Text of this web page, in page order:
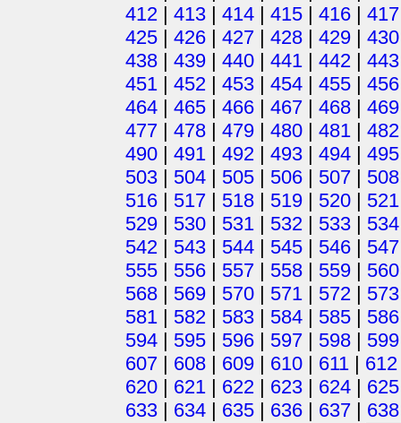
412 | 413 | 414 | 415 | 416 | 417
425 | 426 | 427 | 428 | 429 | 430
438 | 439 | 440 | 441 | 442 | 443
451 | 452 | 453 | 454 | 455 | 456
464 | 465 | 466 | 467 | 468 | 469
477 | 478 | 479 | 480 | 481 | 482
490 | 491 | 492 | 493 | 494 | 495
503 | 504 | 505 | 506 | 507 | 508
516 | 517 | 518 | 519 | 520 | 521
529 | 530 | 531 | 532 | 533 | 534
542 | 543 | 544 | 545 | 546 | 547
555 | 556 | 557 | 558 | 559 | 560
568 | 569 | 570 | 571 | 572 | 573
581 | 582 | 583 | 584 | 585 | 586
594 | 595 | 596 | 597 | 598 | 599
607 | 608 | 609 | 610 | 611 | 612
620 | 621 | 622 | 623 | 624 | 625
633 | 634 | 635 | 636 | 637 | 638